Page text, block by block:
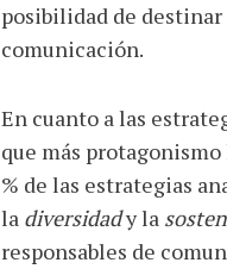
posibilidad de destinar
comunicación.
En cuanto a las
que más
% de las estrategias
la diversidady la
responsables de